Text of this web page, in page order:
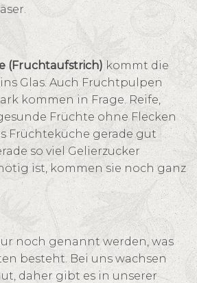
(Fruchtaufstrich) kommt die
Glas. Auch Fruchtpulpen
kommen in Frage. Reife,
Früchte ohne Flecken
Früchteküche gerade gut
so viel Gelierzucker
ist, kommen sie noch ganz
noch genannt werden, was
besteht. Bei uns wachsen
daher gibt es in unserer